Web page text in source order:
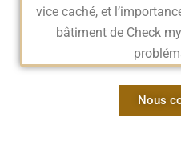
vice caché, et
bâtiment de Check
Nous